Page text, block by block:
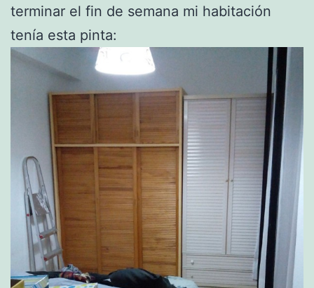
terminar el fin de semana mi habitación
tenía esta pinta: